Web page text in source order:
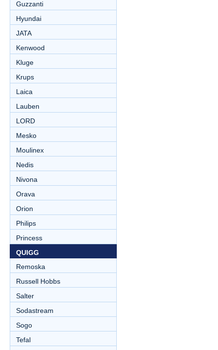
Guzzanti
Hyundai
JATA
Kenwood
Kluge
Krups
Laica
Lauben
LORD
Mesko
Moulinex
Nedis
Nivona
Orava
Orion
Philips
Princess
QUIGG
Remoska
Russell Hobbs
Salter
Sodastream
Sogo
Tefal